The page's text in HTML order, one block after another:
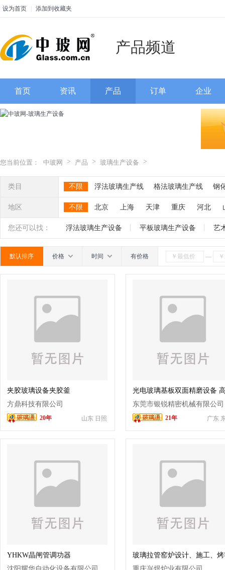
设为首页 添加到收藏夹
产品频道
首页 资讯 产品 订单 企业
您当前位置： 中玻网 > 产品 > 玻璃生产设备 >
类目 不限 浮法玻璃生产线 格法玻璃生产线 钢
热熔炉 热弯炉 烤花炉 玻璃退火炉 玻璃
机 玻璃钻孔机 折弯机 成型机 制瓶机
地区 不限 北京 上海 天津 重庆 河北
南 广东 广西 江西 四川 海南 贵州
您还可以找： 浮法玻璃生产设备 平板玻璃生产设备 艺
默认排序 价格 时间 有价格 —
夹胶玻璃设备夹胶釜
方鼎科技有限公司
山东 日照
20年
光电玻璃基板双面精磨设备
密玻璃晶圆双面研磨机 TGV
板平面研磨设备
东莞市银锐精密机械有限公司
广东
21年
YHKW晶闸管调功器
玻璃拉管窑炉设计、施工、